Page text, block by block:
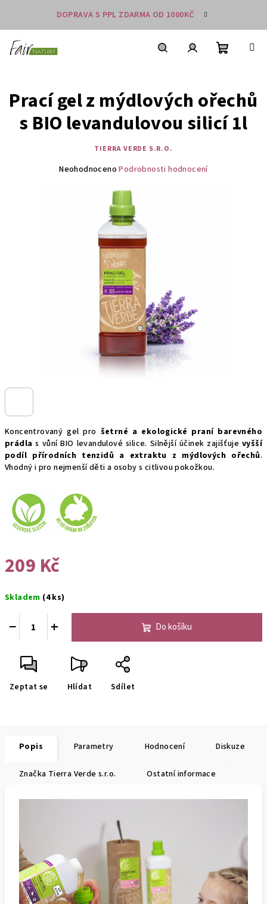
obsah
DOPRAVA S PPL ZDARMA OD 1000KČ
Nákupní
Koncentrovaný gel pro šetrné a ekologické praní barevného
prádla s vůní BIO levandulové silice. Silnější účinek zajišťuje vyšší
podíl přírodních tenzidů a extraktu z mýdlových ořechů.
Vhodný i pro nejmenší děti a osoby s citlivou pokožkou.
209 Kč
cena:
Skladem (4 ks)
+
− Do košíku
Zeptat se Hlídat Sdílet
Prací gel z mýdlových ořechů
s BIO levandulovou silicí 1l
TIERRA VERDE S.R.O.
Průměrné
hvězdiček.
Neohodnoceno Podrobnosti hodnocení
Popis Parametry Hodnocení Diskuze
Značka Tierra Verde s.r.o. Ostatní informace